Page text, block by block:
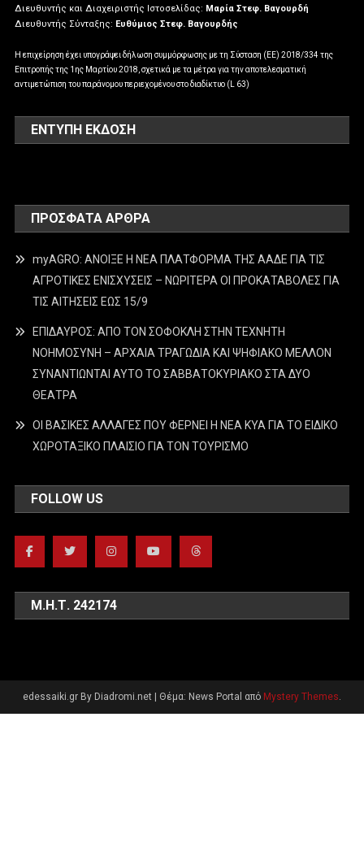
Διευθυντής και Διαχειριστής Ιστοσελίδας: Μαρία Στεφ. Βαγουρδή
Διευθυντής Σύνταξης: Ευθύμιος Στεφ. Βαγουρδής
Η επιχείρηση έχει υπογράψει δήλωση συμμόρφωσης με τη Σύσταση (ΕΕ) 2018/334 της
Επιτροπής της 1ης Μαρτίου 2018, σχετικά με τα μέτρα για την αποτελεσματική
αντιμετώπιση του παράνομου περιεχομένου στο διαδίκτυο (L 63)
ΕΝΤΥΠΗ ΕΚΔΟΣΗ
ΠΡΌΣΦΑΤΑ ΆΡΘΡΑ
myAGRO: ΑΝΟΙΞΕ Η ΝΕΑ ΠΛΑΤΦΟΡΜΑ ΤΗΣ ΑΑΔΕ ΓΙΑ ΤΙΣ
ΑΓΡΟΤΙΚΕΣ ΕΝΙΣΧΥΣΕΙΣ – ΝΩΡΙΤΕΡΑ ΟΙ ΠΡΟΚΑΤΑΒΟΛΕΣ ΓΙΑ
ΤΙΣ ΑΙΤΗΣΕΙΣ ΕΩΣ 15/9
ΕΠΙΔΑΥΡΟΣ: ΑΠΟ ΤΟΝ ΣΟΦΟΚΛΗ ΣΤΗΝ ΤΕΧΝΗΤΗ
ΝΟΗΜΟΣΥΝΗ – ΑΡΧΑΙΑ ΤΡΑΓΩΔΙΑ ΚΑΙ ΨΗΦΙΑΚΟ ΜΕΛΛΟΝ
ΣΥΝΑΝΤΙΩΝΤΑΙ ΑΥΤΟ ΤΟ ΣΑΒΒΑΤΟΚΥΡΙΑΚΟ ΣΤΑ ΔΥΟ
ΘΕΑΤΡΑ
ΟΙ ΒΑΣΙΚΕΣ ΑΛΛΑΓΕΣ ΠΟΥ ΦΕΡΝΕΙ Η ΝΕΑ ΚΥΑ ΓΙΑ ΤΟ ΕΙΔΙΚΟ
ΧΩΡΟΤΑΞΙΚΟ ΠΛΑΙΣΙΟ ΓΙΑ ΤΟΝ ΤΟΥΡΙΣΜΟ
FOLLOW US
Μ.Η.Τ. 242174
edessaiki.gr By Diadromi.net Θέμα: News Portal από Mystery Themes.